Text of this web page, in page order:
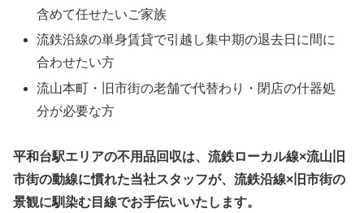
含めて任せたいご家族
流鉄沿線の単身賃貸で引越し集中期の退去日に間に
合わせたい方
流山本町・旧市街の老舗で代替わり・閉店の什器処
分が必要な方
平和台駅エリアの不用品回収は、流鉄ローカル線×流山旧
市街の動線に慣れた当社スタッフが、流鉄沿線×旧市街の
景観に馴染む目線でお手伝いいたします。